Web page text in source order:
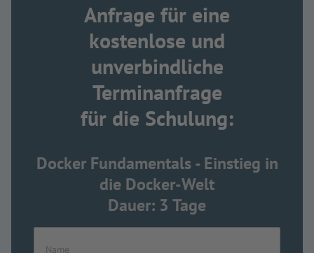
Anfrage für eine
kostenlose und
unverbindliche
Terminanfrage
für die Schulung:
Docker Fundamentals - Einstieg in
die Docker-Welt
Dauer: 3 Tage